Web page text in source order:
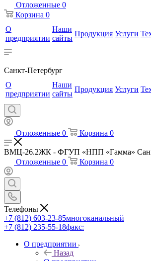
Отложенные 0
Корзина 0
О
предприятии
Наши
сайты
Продукция Услуги
Санкт-Петербург
О
предприятии
Наши
сайты
Продукция Услуги
Отложенные 0 Корзина 0
ВМЦ-26.2ЖК - ФГУП «НПП «Гамма»
Отложенные 0 Корзина 0
Телефоны
+7 (812) 603-23-85многоканальный
+7 (812) 235-55-18факс:
О предприятии
Назад